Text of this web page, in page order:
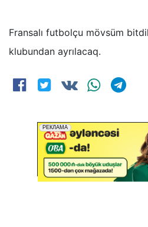
Fransalı futbolçu mövsüm
klubundan ayrılacaq.